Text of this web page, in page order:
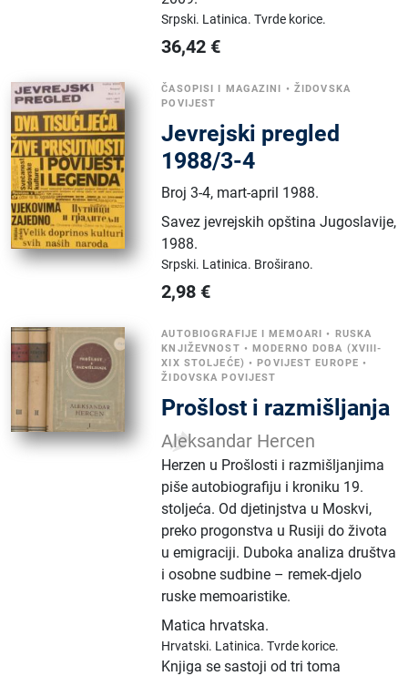
Srpski. Latinica.Tvrde korice.
36,42 €
ČASOPISI I MAGAZINI • ŽIDOVSKA
POVIJEST
Jevrejski pregled
1988/3-4
Broj 3-4, mart-april 1988.
Savez jevrejskih opština Jugoslavije,
1988.
Srpski. Latinica. Broširano.
2,98 €
AUTOBIOGRAFIJE I MEMOARI • RUSKA
KNJIŽEVNOST •MODERNO DOBA (XVIII-
XIX STOLJEĆE) •POVIJEST EUROPE •
ŽIDOVSKA POVIJEST
Prošlost i razmišljanja
Aleksandar Hercen
Herzen u Prošlosti i razmišljanjima
piše autobiografiju i kroniku 19.
stoljeća. Od djetinjstva u Moskvi,
preko progonstva u Rusiji do života
u emigraciji. Duboka analiza društva
i osobne sudbine – remek-djelo
ruske memoaristike.
Matica hrvatska.
Hrvatski. Latinica.Tvrde korice.
Knjiga se sastoji od tri toma